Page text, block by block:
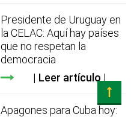
Presidente de Uruguay en
la CELAC: Aquí hay países
que no respetan la
democracia
Leer artículo
Apagones para Cuba hoy: